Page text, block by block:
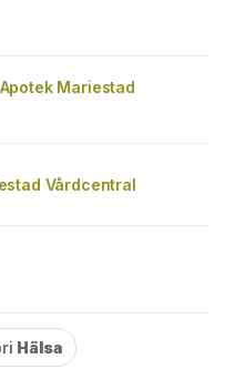
Mariestad
Vårdcentral
Hälsa